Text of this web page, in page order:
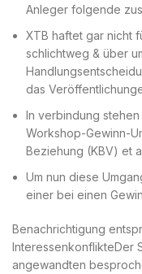
Anleger folgende
XTB haftet gar nicht
schlichtweg & über
das
In verbindung
Workshop-Gewinn-
Beziehung (KBV) et
Um nun diese
einer bei einen
Benachrichtigung
InteressenkonflikteDer
angewandten